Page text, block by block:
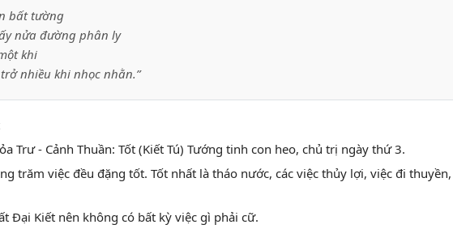
bất tường
nửa đường phân ly
khi
nhiều khi nhọc nhằn.”
Trư - Cảnh Thuần: Tốt (Kiết Tú) Tướng tinh con heo, chủ trị ngày thứ 3.
trăm việc đều đặng tốt. Tốt nhất là tháo nước, các việc thủy lợi, việc đi
Đại Kiết nên không có bất kỳ việc gì phải cữ.